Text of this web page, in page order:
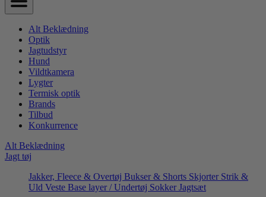
Alt Beklædning
Optik
Jagtudstyr
Hund
Vildtkamera
Lygter
Termisk optik
Brands
Tilbud
Konkurrence
Alt Beklædning
Jagt tøj
Jakker, Fleece & Overtøj Bukser & Shorts Skjorter Strik &
Uld Veste Base layer / Undertøj Sokker Jagtsæt